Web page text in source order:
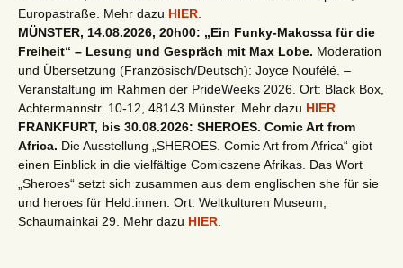
Europastraße. Mehr dazu HIER
MÜNSTER, 14.08.2026, 20h00: „Ein Funky-Makossa für die
Freiheit“ – Lesung und Gespräch mit Max Lobe. Moderation
und Übersetzung (Französisch/Deutsch): Joyce Noufélé. –
Veranstaltung im Rahmen der PrideWeeks 2026. Ort: Black Box,
Achtermannstr. 10-12, 48143 Münster. Mehr dazu HIER
FRANKFURT, bis 30.08.2026: SHEROES. Comic Art from
Africa. Die Ausstellung „SHEROES. Comic Art from Africa“ gibt
einen Einblick in die vielfältige Comicszene Afrikas. Das Wort
„Sheroes“ setzt sich zusammen aus dem englischen she für sie
und heroes für Held:innen. Ort: Weltkulturen Museum,
Schaumainkai 29. Mehr dazu HIER